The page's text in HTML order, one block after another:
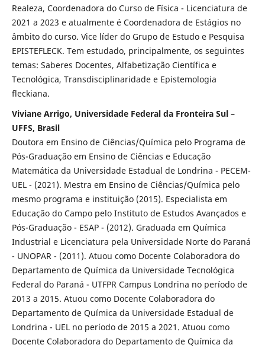
Realeza, Coordenadora do Curso de Física - Licenciatura de
2021 a 2023 e atualmente é Coordenadora de Estágios no
âmbito do curso. Vice líder do Grupo de Estudo e Pesquisa
EPISTEFLECK. Tem estudado, principalmente, os seguintes
temas: Saberes Docentes, Alfabetização Científica e
Tecnológica, Transdisciplinaridade e Epistemologia
fleckiana.
Viviane Arrigo, Universidade Federal da Fronteira Sul –
UFFS, Brasil
Doutora em Ensino de Ciências/Química pelo Programa de
Pós-Graduação em Ensino de Ciências e Educação
Matemática da Universidade Estadual de Londrina - PECEM-
UEL - (2021). Mestra em Ensino de Ciências/Química pelo
mesmo programa e instituição (2015). Especialista em
Educação do Campo pelo Instituto de Estudos Avançados e
Pós-Graduação - ESAP - (2012). Graduada em Química
Industrial e Licenciatura pela Universidade Norte do Paraná
- UNOPAR - (2011). Atuou como Docente Colaboradora do
Departamento de Química da Universidade Tecnológica
Federal do Paraná - UTFPR Campus Londrina no período de
2013 a 2015. Atuou como Docente Colaboradora do
Departamento de Química da Universidade Estadual de
Londrina - UEL no período de 2015 a 2021. Atuou como
Docente Colaboradora do Departamento de Química da